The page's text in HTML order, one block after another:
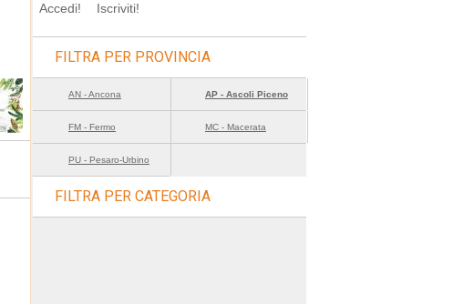
Accedi! Iscriviti!
FILTRA PER PROVINCIA
AN - Ancona AP - Ascoli Piceno
FM - Fermo MC - Macerata
PU - Pesaro-Urbino
FILTRA PER CATEGORIA